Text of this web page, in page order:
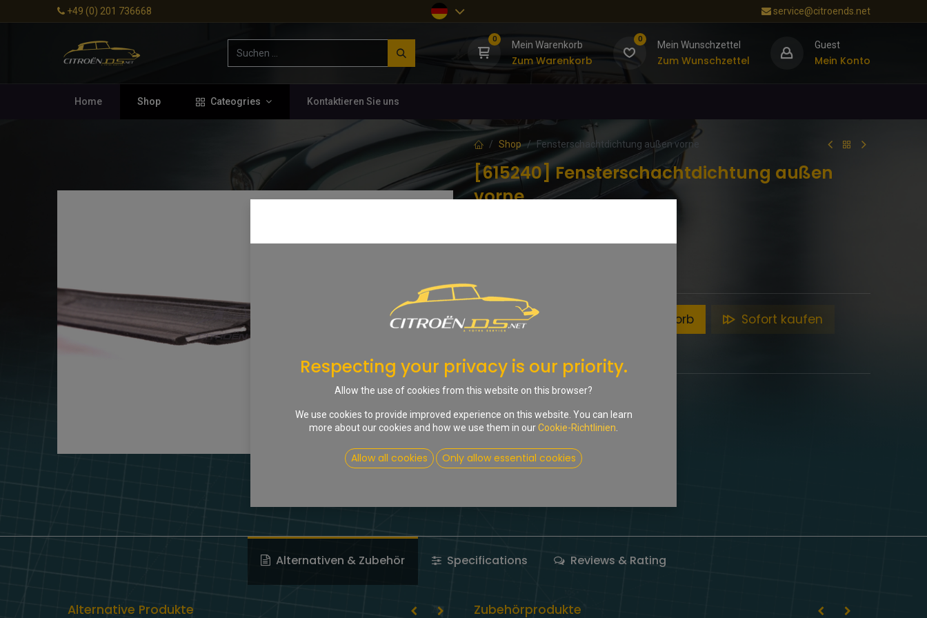
+49 (0) 201 736668 service@citroends.net
0
Mein Warenkorb
Zum Warenkorb
0
Mein Wunschzettel
Zum Wunschzettel
Guest
Mein Konto
Home Shop Cateogries Kontaktieren Sie uns
Shop Fensterschachtdichtung außen vorne
[615240] Fensterschachtdichtung außen
vorne
In den Warenkorb Sofort kaufen
Share :
Terms and Conditions
Alternativen & Zubehör Specifications Reviews & Rating
Alternative Produkte Zubehörprodukte
Respecting your privacy is our priority.
Allow the use of cookies from this website on this browser?
We use cookies to provide improved experience on this website. You can learn
more about our cookies and how we use them in ourCookie-Richtlinien
Allow all cookies Only allow essential cookies